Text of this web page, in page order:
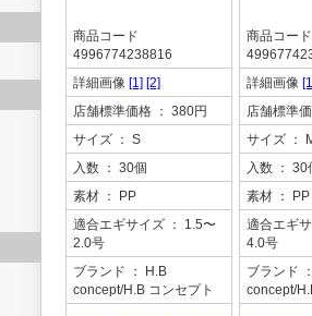
商品コード
4996774238816
詳細画像 [1] [2]
店舗標準価格 ： 380円
サイズ ： S
入数 ： 30個
素材 ： PP
適合エギサイズ ： 1.5〜
2.0号
ブランド
： H.B
concept/H.B コンセプト
商品コード
詳細画像
店舗標準
サイズ ：
入数 ： 30
素材 ： PP
適合エギ
4.0号
ブランド
concept/